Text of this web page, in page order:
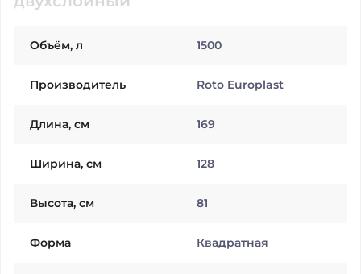
Объём, л 1500
Производитель Roto Europlast
Длина, см 169
Ширина, см 128
Высота, см 81
Форма Квадратная